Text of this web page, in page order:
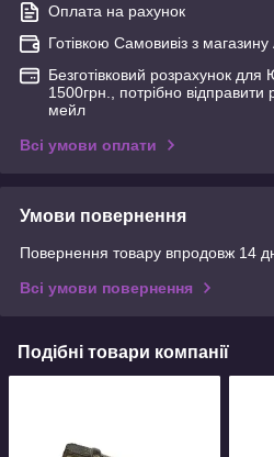
Оплата на рахунок
Готівкою Самовивіз з магазину
Безготівковий розрахунок
1500грн., потрібно відправити
мейл
Всі умови оплати
Умови повернення
Повернення товару впродовж 14
Всі умови повернення
Подібні товари компанії